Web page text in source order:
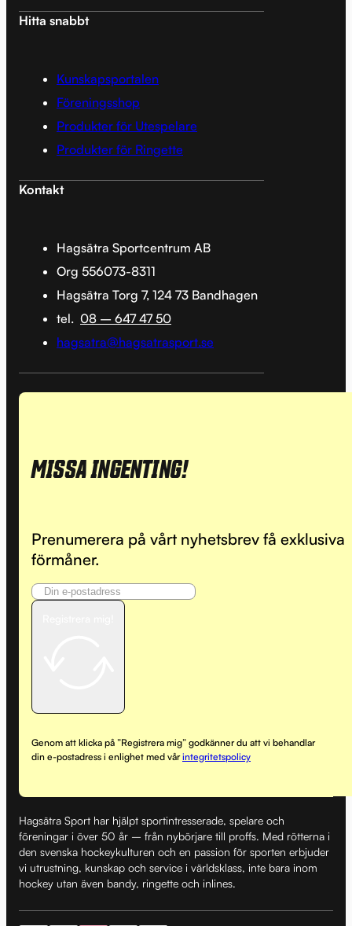
Hitta snabbt
Kunskapsportalen
Föreningsshop
Produkter för Utespelare
Produkter för Ringette
Kontakt
Hagsätra Sportcentrum AB
Org 556073-8311
Hagsätra Torg 7, 124 73 Bandhagen
tel. 08 – 647 47 50
hagsatra@hagsatrasport.se
MISSA INGENTING!
Prenumerera på vårt nyhetsbrev få exklusiva
förmåner.
Genom att klicka på ”Registrera mig” godkänner du att vi behandlar
din e-postadress i enlighet med vårintegritetspolicy
Hagsätra Sport har hjälpt sportintresserade, spelare och
föreningar i över 50 år – från nybörjare till proffs. Med rötterna i
den svenska hockeykulturen och en passion för sporten erbjuder
vi utrustning, kunskap och service i världsklass, inte bara inom
hockey utan även bandy, ringette och inlines.